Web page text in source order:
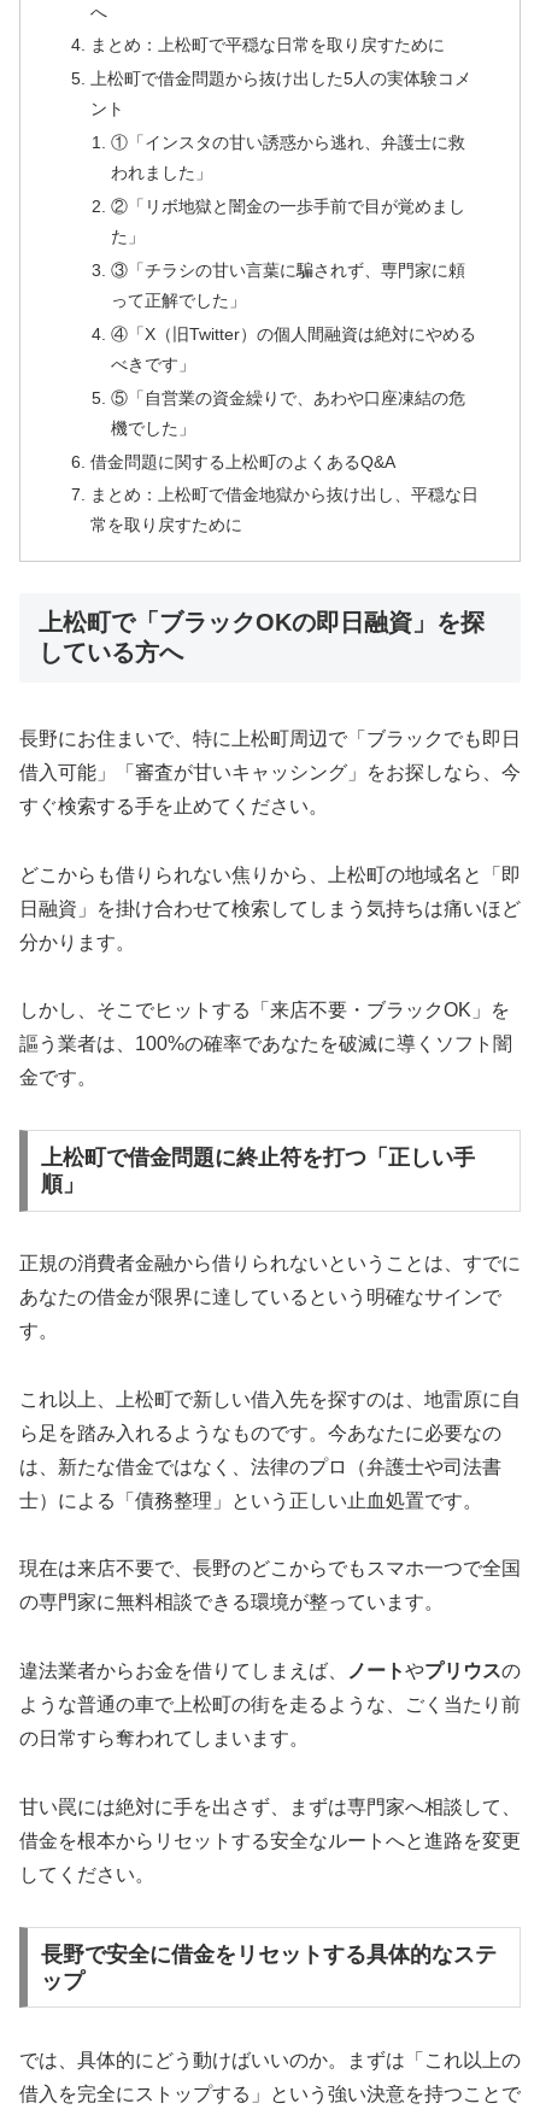
へ
まとめ：上松町で平穏な日常を取り戻すために
上松町で借金問題から抜け出した5人の実体験コメ
ント
①「インスタの甘い誘惑から逃れ、弁護士に救
われました」
②「リボ地獄と闇金の一歩手前で目が覚めまし
た」
③「チラシの甘い言葉に騙されず、専門家に頼
って正解でした」
④「X（旧Twitter）の個人間融資は絶対にやめる
べきです」
⑤「自営業の資金繰りで、あわや口座凍結の危
機でした」
借金問題に関する上松町のよくあるQ&A
まとめ：上松町で借金地獄から抜け出し、平穏な日
常を取り戻すために
上松町で「ブラックOKの即日融資」を探
している方へ
長野にお住まいで、特に上松町周辺で「ブラックでも即日
借入可能」「審査が甘いキャッシング」をお探しなら、今
すぐ検索する手を止めてください。
どこからも借りられない焦りから、上松町の地域名と「即
日融資」を掛け合わせて検索してしまう気持ちは痛いほど
分かります。
しかし、そこでヒットする「来店不要・ブラックOK」を
謳う業者は、100%の確率であなたを破滅に導くソフト闇
金です。
上松町で借金問題に終止符を打つ「正しい手
順」
正規の消費者金融から借りられないということは、すでに
あなたの借金が限界に達しているという明確なサインで
す。
これ以上、上松町で新しい借入先を探すのは、地雷原に自
ら足を踏み入れるようなものです。今あなたに必要なの
は、新たな借金ではなく、法律のプロ（弁護士や司法書
士）による「債務整理」という正しい止血処置です。
現在は来店不要で、長野のどこからでもスマホ一つで全国
の専門家に無料相談できる環境が整っています。
違法業者からお金を借りてしまえば、 ノートやプリウスの
ような普通の車で上松町の街を走るような、ごく当たり前
の日常すら奪われてしまいます。
甘い罠には絶対に手を出さず、まずは専門家へ相談して、
借金を根本からリセットする安全なルートへと進路を変更
してください。
長野で安全に借金をリセットする具体的なステ
ップ
では、具体的にどう動けばいいのか。まずは「これ以上の
借入を完全にストップする」という強い決意を持つことで